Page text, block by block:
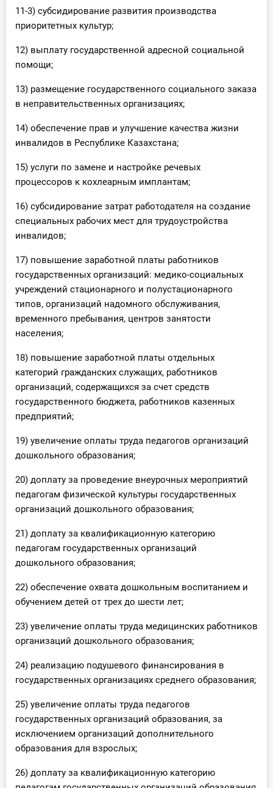
11-3) субсидирование развития производства
приоритетных культур;
12) выплату государственной адресной социальной
помощи;
13) размещение государственного социального заказа
в неправительственных организациях;
14) обеспечение прав и улучшение качества жизни
инвалидов в Республике Казахстана;
15) услуги по замене и настройке речевых
процессоров к кохлеарным имплантам;
16) субсидирование затрат работодателя на создание
специальных рабочих мест для трудоустройства
инвалидов;
17) повышение заработной платы работников
государственных организаций: медико-социальных
учреждений стационарного и полустационарного
типов, организаций надомного обслуживания,
временного пребывания, центров занятости
населения;
18) повышение заработной платы отдельных
категорий гражданских служащих, работников
организаций, содержащихся за счет средств
государственного бюджета, работников казенных
предприятий;
19) увеличение оплаты труда педагогов организаций
дошкольного образования;
20) доплату за проведение внеурочных мероприятий
педагогам физической культуры государственных
организаций дошкольного образования;
21) доплату за квалификационную категорию
педагогам государственных организаций
дошкольного образования;
22) обеспечение охвата дошкольным воспитанием и
обучением детей от трех до шести лет;
23) увеличение оплаты труда медицинских работников
организаций дошкольного образования;
24) реализацию подушевого финансирования в
государственных организациях среднего образования;
25) увеличение оплаты труда педагогов
государственных организаций образования, за
исключением организаций дополнительного
образования для взрослых;
26) доплату за квалификационную категорию